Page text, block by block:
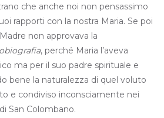
che anche noi non pensassimo
rapporti con la nostra Maria. Se poi
non approvava la
, perché Maria l’aveva
ma per il suo padre spirituale e
bene la naturalezza di quel voluto
e condiviso inconsciamente nei
San Colombano.